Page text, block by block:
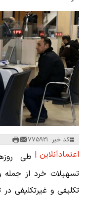
کد خبر: 775921
اعتمادآنلاین | طی
تسهیلات خرد از جمله
تکلیفی و غیرتکلیفی